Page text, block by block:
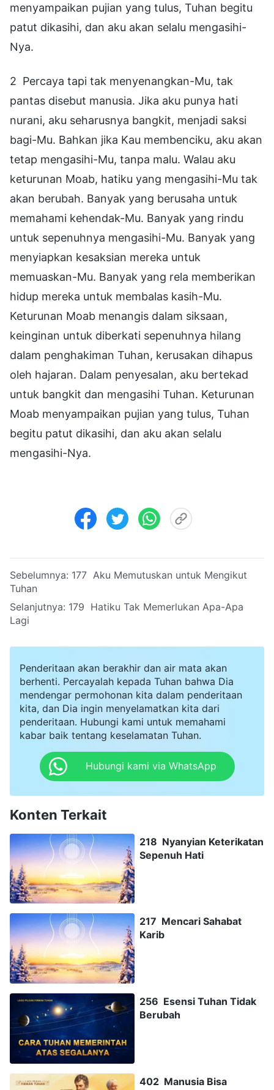
menyampaikan pujian yang tulus, Tuhan begitu
patut dikasihi, dan aku akan selalu mengasihi-
Nya.
2 Percaya tapi tak menyenangkan-Mu, tak
pantas disebut manusia. Jika aku punya hati
nurani, aku seharusnya bangkit, menjadi saksi
bagi-Mu. Bahkan jika Kau membenciku, aku akan
tetap mengasihi-Mu, tanpa malu. Walau aku
keturunan Moab, hatiku yang mengasihi-Mu tak
akan berubah. Banyak yang berusaha untuk
memahami kehendak-Mu. Banyak yang rindu
untuk sepenuhnya mengasihi-Mu. Banyak yang
menyiapkan kesaksian mereka untuk
memuaskan-Mu. Banyak yang rela memberikan
hidup mereka untuk membalas kasih-Mu.
Keturunan Moab menangis dalam siksaan,
keinginan untuk diberkati sepenuhnya hilang
dalam penghakiman Tuhan, kerusakan dihapus
oleh hajaran. Dalam penyesalan, aku bertekad
untuk bangkit dan mengasihi Tuhan. Keturunan
Moab menyampaikan pujian yang tulus, Tuhan
begitu patut dikasihi, dan aku akan selalu
mengasihi-Nya.
Sebelumnya: 177 Aku Memutuskan untuk Mengikut
Tuhan
Selanjutnya: 179 Hatiku Tak Memerlukan Apa-Apa
Lagi
Penderitaan akan berakhir dan air mata akan
berhenti. Percayalah kepada Tuhan bahwa Dia
mendengar permohonan kita dalam penderitaan
kita, dan Dia ingin menyelamatkan kita dari
penderitaan. Hubungi kami untuk memahami
kabar baik tentang keselamatan Tuhan.
Hubungi kami via WhatsApp
Konten Terkait
218 Nyanyian Keterikatan
Sepenuh Hati
217 Mencari Sahabat
Karib
256 Esensi Tuhan Tidak
Berubah
402 Manusia Bisa